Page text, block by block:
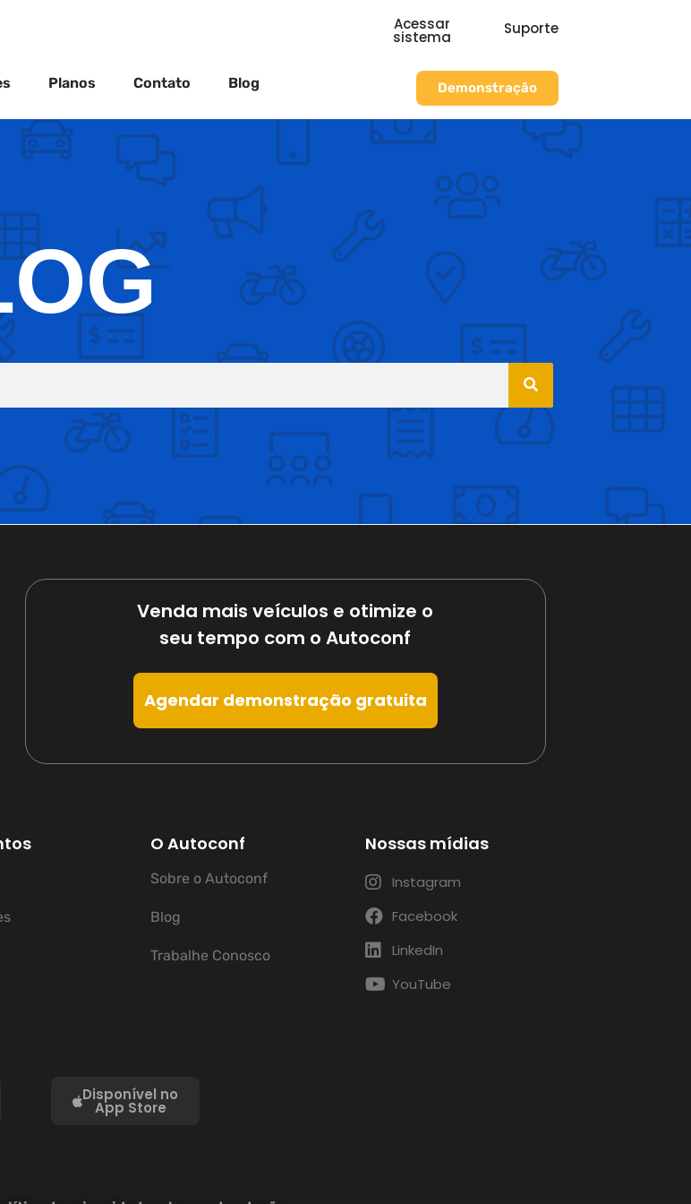
Planos Contato Blog
Acessar
sistema Suporte
Demonstração
Venda mais veículos e otimize o
seu tempo com o Autoconf
Agendar demonstração gratuita
O Autoconf
Sobre o Autoconf
Blog
Trabalhe Conosco
Nossas mídias
Instagram
Facebook
LinkedIn
YouTube
Disponível no
App Store